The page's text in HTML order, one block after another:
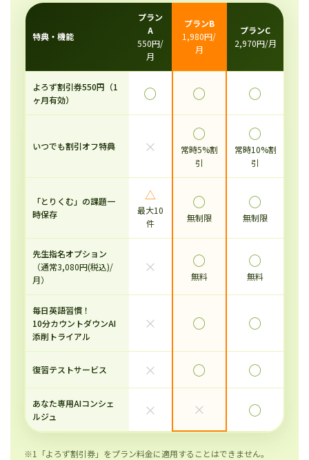
特典・機能
プラン
A
550円/
月
プランB
1,980円/
月
プランC
2,970円/月
よろず割引券550円（1
ヶ月有効）
◯ ◯ ◯
いつでも割引オフ特典 ×
◯
常時5%割
引
◯
常時10%割
引
「とりくむ」の課題一
時保存
△
最大10
件
◯
無制限
◯
無制限
先生指名オプション
（通常3,080円(税込)/
月）
× ◯
無料
◯
無料
毎日英語習慣！
10分カウントダウンAI
添削トライアル
× ◯ ◯
復習テストサービス × ◯ ◯
あなた専用AIコンシェ
ルジュ
× × ◯
※1「よろず割引券」をプラン料金に適用することはできません。